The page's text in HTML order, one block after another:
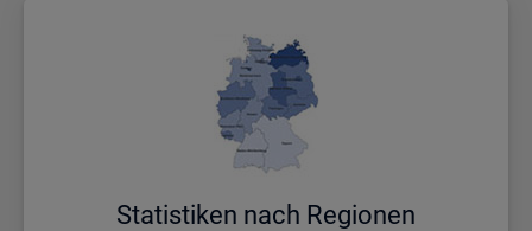
Sta­tis­ti­ken nach Re­gio­nen